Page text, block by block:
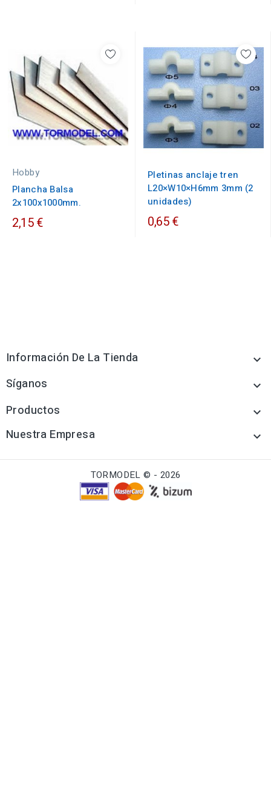
Hobby
Plancha Balsa
2x100x1000mm.
2,15 €
Pletinas anclaje tren
L20×W10×H6mm 3mm (2
unidades)
0,65 €
Información De La Tienda 
Síganos 
Productos 
Nuestra Empresa 
TORMODEL © - 2026